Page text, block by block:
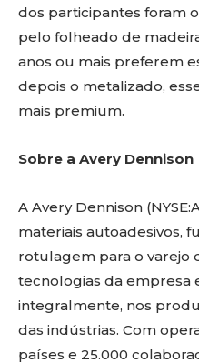
dos participantes foram
pelo folheado de
anos ou mais preferem
depois o metalizado,
mais premium.
Sobre a Avery Dennison
A Avery Dennison
materiais autoadesivos,
rotulagem para o varejo
tecnologias da empresa
integralmente, nos
das indústrias. Com
países e 25.000